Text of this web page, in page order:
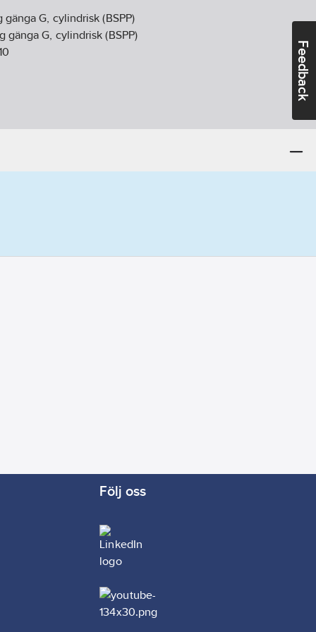
Feedback
gänga G, cylindrisk (BSPP)
gänga G, cylindrisk (BSPP)
Följ oss